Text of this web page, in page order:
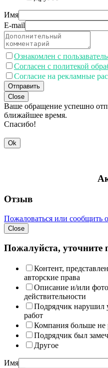
Имя
E-mail
Ознакомлен с
Согласен с политекой
Согласие на рекламные
Отправить
Close
Ваше обращение успешно
ближайшее время.
Спасибо!
Ok
Отзыв
Пожаловаться или сообщить
Close
Пожалуйста,
Контент,
авторские права
Описание и/или
действительности
Подрядчик нарушил
работ
Компания больше не
Подрядчик был
Другое
Имя